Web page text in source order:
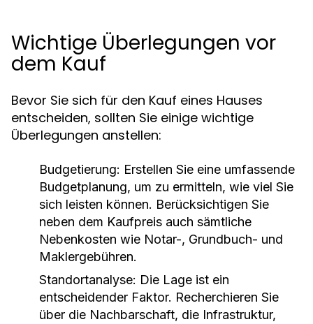
Wichtige Überlegungen vor
dem Kauf
Bevor Sie sich für den Kauf eines Hauses
entscheiden, sollten Sie einige wichtige
Überlegungen anstellen:
Budgetierung: Erstellen Sie eine umfassende
Budgetplanung, um zu ermitteln, wie viel Sie
sich leisten können. Berücksichtigen Sie
neben dem Kaufpreis auch sämtliche
Nebenkosten wie Notar-, Grundbuch- und
Maklergebühren.
Standortanalyse: Die Lage ist ein
entscheidender Faktor. Recherchieren Sie
über die Nachbarschaft, die Infrastruktur,